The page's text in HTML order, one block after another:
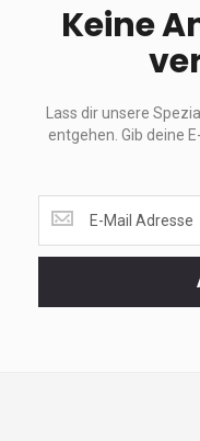
Keine
Lass dir unsere
entgehen. Gib deine
dir
unsere